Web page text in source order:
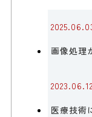
画像処理
2023.06.12
医療技術